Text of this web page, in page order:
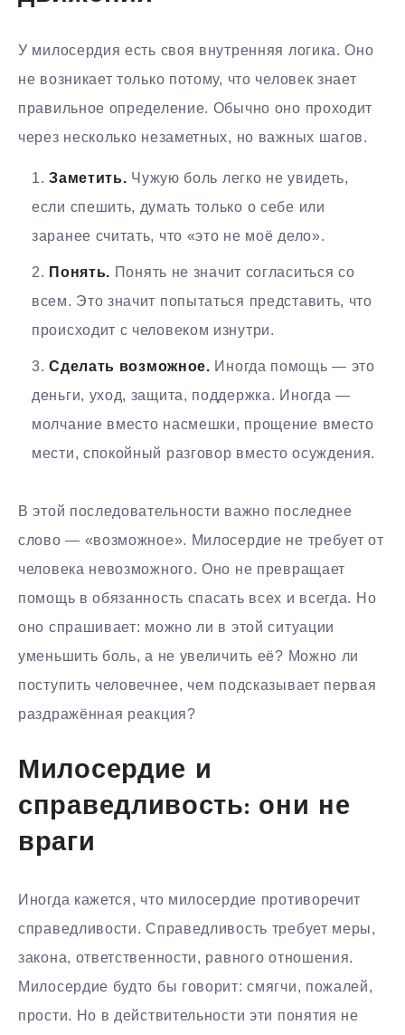
У милосердия есть своя внутренняя логика. Оно
не возникает только потому, что человек знает
правильное определение. Обычно оно проходит
через несколько незаметных, но важных шагов.
Заметить. Чужую боль легко не увидеть,
если спешить, думать только о себе или
заранее считать, что «это не моё дело».
Понять. Понять не значит согласиться со
всем. Это значит попытаться представить, что
происходит с человеком изнутри.
Сделать возможное. Иногда помощь — это
деньги, уход, защита, поддержка. Иногда —
молчание вместо насмешки, прощение вместо
мести, спокойный разговор вместо осуждения.
В этой последовательности важно последнее
слово — «возможное». Милосердие не требует от
человека невозможного. Оно не превращает
помощь в обязанность спасать всех и всегда. Но
оно спрашивает: можно ли в этой ситуации
уменьшить боль, а не увеличить её? Можно ли
поступить человечнее, чем подсказывает первая
раздражённая реакция?
Милосердие и
справедливость: они не
враги
Иногда кажется, что милосердие противоречит
справедливости. Справедливость требует меры,
закона, ответственности, равного отношения.
Милосердие будто бы говорит: смягчи, пожалей,
прости. Но в действительности эти понятия не